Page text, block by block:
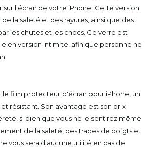
l'écran de votre iPhone. Cette version
la saleté et des rayures, ainsi que des
les chutes et les chocs. Ce verre est
en version intimité, afin que personne ne
le film protecteur d'écran pour iPhone, un
résistant. Son avantage est son prix
si bien que vous ne le sentirez même
de la saleté, des traces de doigts et
vous sera d'aucune utilité en cas de